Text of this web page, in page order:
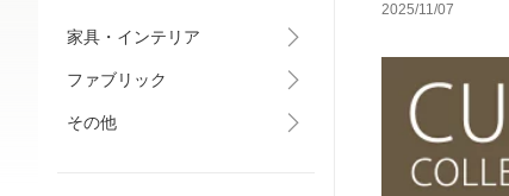
家具・インテリア
ファブリック
その他
2025/11/07